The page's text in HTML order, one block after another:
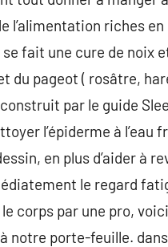
l’alimentation riches
fait une cure de noix
du pageot ( rosâtre,
par le guide
l’épiderme à
en plus d’aider à
le regard
corps par une pro,
notre porte-feuille.